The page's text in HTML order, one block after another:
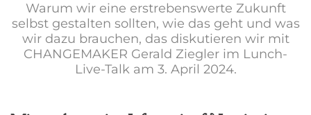
Warum wir eine erstrebenswerte Zukunft
selbst gestalten sollten, wie das geht und was
wir dazu brauchen, das diskutieren wir mit
CHANGEMAKER Gerald Ziegler im Lunch-
Live-Talk am 3. April 2024.